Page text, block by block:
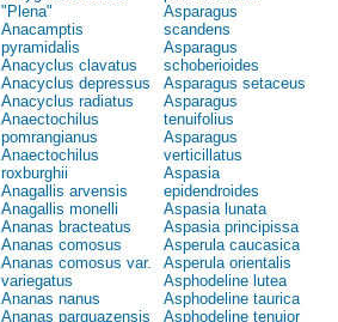
"Plena"
Anacamptis
pyramidalis
Anacyclus clavatus
Anacyclus depressus
Anacyclus radiatus
Anaectochilus
pomrangianus
Anaectochilus
roxburghii
Anagallis arvensis
Anagallis monelli
Ananas bracteatus
Ananas comosus
Ananas comosus var.
variegatus
Ananas nanus
Ananas parguazensis
Asparagus
scandens
Asparagus
schoberioides
Asparagus setaceus
Asparagus
tenuifolius
Asparagus
verticillatus
Aspasia
epidendroides
Aspasia lunata
Aspasia principissa
Asperula caucasica
Asperula orientalis
Asphodeline lutea
Asphodeline taurica
Asphodeline tenuior